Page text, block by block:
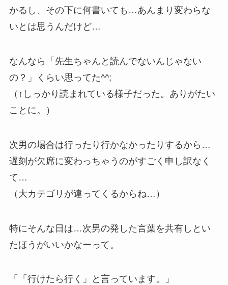
かるし、その下に何書いても…あんまり変わらな
いとは思うんだけど…
なんなら「先生ちゃんと読んでないんじゃない
の？」くらい思ってた^^;
（↑しっかり読まれている様子だった。ありがたい
ことに。）
次男の場合は行ったり行かなかったりするから…
遅刻が欠席に変わっちゃうのがすごく申し訳なく
て…
（大カテゴリが違ってくるからね…）
特にそんな日は…次男の発した言葉を共有しとい
たほうがいいかなーって。
「「行けたら行く」と言っています。」